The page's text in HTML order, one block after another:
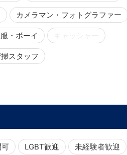
カメラマン・フォトグラファー
・ボーイ
スタッフ
LGBT歓迎 未経験者歓迎